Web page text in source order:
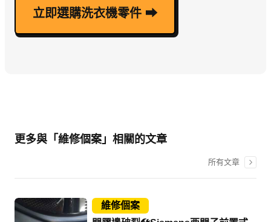
立即選購洗衣機零件 ⮕
更多與「維修個案」相關的文章
所有文章
維修個案